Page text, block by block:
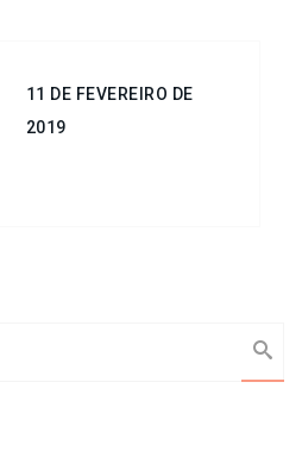
11 DE FEVEREIRO DE
2019